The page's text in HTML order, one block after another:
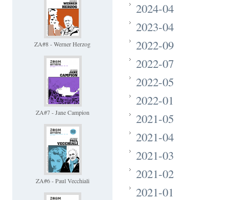
ZA#8 - Werner Herzog
ZA#7 - Jane Campion
ZA#6 - Paul Vecchiali
2024-04
2023-04
2022-09
2022-07
2022-05
2022-01
2021-05
2021-04
2021-03
2021-02
2021-01